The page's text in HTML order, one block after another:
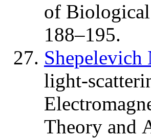
of
188–195.
Shepelevich
light-
Theory and